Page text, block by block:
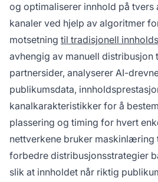
og optimaliserer innhold på tvers
kanaler ved hjelp av algoritmer
motsetning til tradisjonell
avhengig av manuell distribusjon
partnersider, analyserer AI-
publikumsdata,
kanalkarakteristikker for å
plassering og timing for hvert
nettverkene bruker maskinlæring
forbedre distribusjonsstrategier
slik at innholdet når riktig